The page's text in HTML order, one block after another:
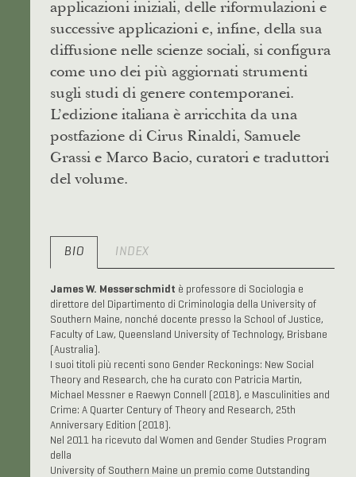
applicazioni iniziali, delle riformulazioni e
successive applicazioni e, infine, della sua
diffusione nelle scienze sociali, si configura
come uno dei più aggiornati strumenti
sugli studi di genere contemporanei.
L’edizione italiana è arricchita da una
postfazione di Cirus Rinaldi, Samuele
Grassi e Marco Bacio, curatori e traduttori
del volume.
BIO INDEX
James W. Messerschmidt è professore di Sociologia e
direttore del Dipartimento di Criminologia della University of
Southern Maine, nonché docente presso la School of Justice,
Faculty of Law, Queensland University of Technology, Brisbane
(Australia).
I suoi titoli più recenti sono Gender Reckonings: New Social
Theory and Research, che ha curato con Patricia Martin,
Michael Messner e Raewyn Connell (2018), e Masculinities and
Crime: A Quarter Century of Theory and Research, 25th
Anniversary Edition (2018).
Nel 2011 ha ricevuto dal Women and Gender Studies Program
della
University of Southern Maine un premio come Outstanding